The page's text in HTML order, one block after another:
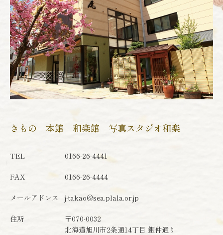
きもの 本館 和楽館 写真スタジオ和楽
TEL 0166-26-4441
FAX 0166-26-4444
メールアドレス j-takao@sea.plala.or.jp
住所
〒070-0032
北海道旭川市2条通14丁目 銀仲通り